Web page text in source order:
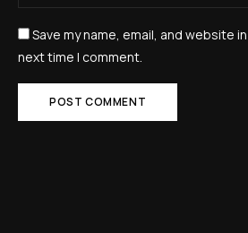
Save my name, email, and website
next time I comment.